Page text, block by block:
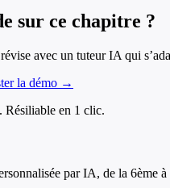
sur ce chapitre ?
avec un tuteur IA qui
la démo →
Résiliable en 1 clic.
par IA, de la 6ème